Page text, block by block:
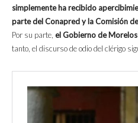
simplemente ha recibido
parte del Conapred y la Comisión
Por su parte, el Gobierno de
tanto, el discurso de odio del clérigo